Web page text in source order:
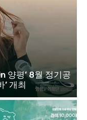
양평’ 8월 정기공
’ 개최